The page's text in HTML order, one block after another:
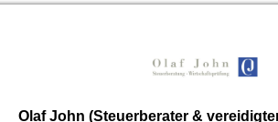
Olaf John (Steuerberater &